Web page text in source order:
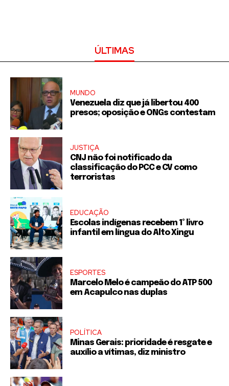
ÚLTIMAS
MUNDO
Venezuela diz que já libertou 400
presos; oposição e ONGs contestam
JUSTIÇA
CNJ não foi notificado da
classificação do PCC e CV como
terroristas
EDUCAÇÃO
Escolas indígenas recebem 1° livro
infantil em língua do Alto Xingu
ESPORTES
Marcelo Melo é campeão do ATP 500
em Acapulco nas duplas
POLÍTICA
Minas Gerais: prioridade é resgate e
auxílio a vítimas, diz ministro